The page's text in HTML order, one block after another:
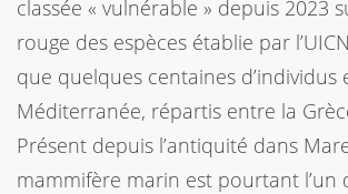
classée « vulnérable » depuis 2023
rouge des espèces établie par
que quelques centaines d’individus
Méditerranée, répartis entre la
Présent depuis l’antiquité dans
mammifère marin est pourtant l’un